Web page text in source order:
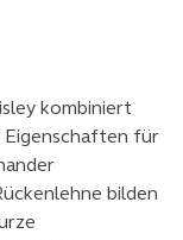
kombiniert
Eigenschaften für
bilden